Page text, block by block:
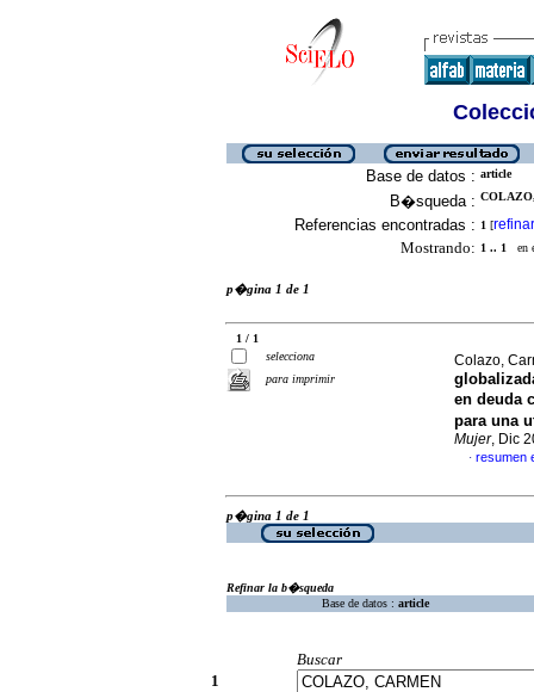
Base de datos : article
B�squeda :
Referencias encontradas : 1 [refinar
Mostrando: 1 .. 1 en
p�gina 1 de 1
1 / 1
selecciona
para imprimir
Colazo,
en deuda
para una
Mujer, Dic
· resumen
p�gina 1 de 1
Refinar la b�squeda
Base de datos : article
Buscar
1